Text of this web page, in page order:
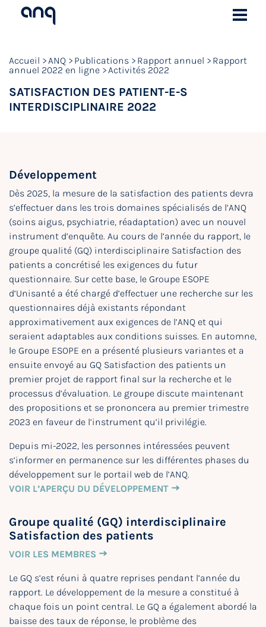
Accueil ANQ Publications Rapport annuel
Rapport
annuel 2022 en ligne
Activités 2022
SATISFACTION DES PATIENT-E-S
INTERDISCIPLINAIRE 2022
Développement
Dès 2025, la mesure de la satisfaction des patients devra
s’effectuer dans les trois domaines spécialisés de l’ANQ
(soins aigus, psychiatrie, réadaptation) avec un nouvel
instrument d’enquête. Au cours de l’année du rapport, le
groupe qualité (GQ) interdisciplinaire Satisfaction des
patients a concrétisé les exigences du futur
questionnaire. Sur cette base, le Groupe ESOPE
d’Unisanté a été chargé d’effectuer une recherche sur les
questionnaires déjà existants répondant
approximativement aux exigences de l’ANQ et qui
seraient adaptables aux conditions suisses. En automne,
le Groupe ESOPE en a présenté plusieurs variantes et a
ensuite envoyé au GQ Satisfaction des patients un
premier projet de rapport final sur la recherche et le
processus d’évaluation. Le groupe discute maintenant
des propositions et se prononcera au premier trimestre
2023 en faveur de l’instrument qu’il privilégie.
Depuis mi-2022, les personnes intéressées peuvent
s’informer en permanence sur les différentes phases du
développement sur le portail web de l’ANQ.
VOIR L’APERÇU DU DÉVELOPPEMENT
Groupe qualité (GQ) interdisciplinaire
Satisfaction des patients
VOIR LES MEMBRES
Le GQ s’est réuni à quatre reprises pendant l’année du
rapport. Le développement de la mesure a constitué à
chaque fois un point central. Le GQ a également abordé la
baisse des taux de réponse, le problème des